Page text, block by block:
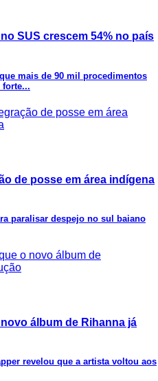
SUS crescem 54% no país
mais de 90 mil procedimentos
forte...
de posse em área indígena
paralisar despejo no sul baiano
álbum de Rihanna já
revelou que a artista voltou aos